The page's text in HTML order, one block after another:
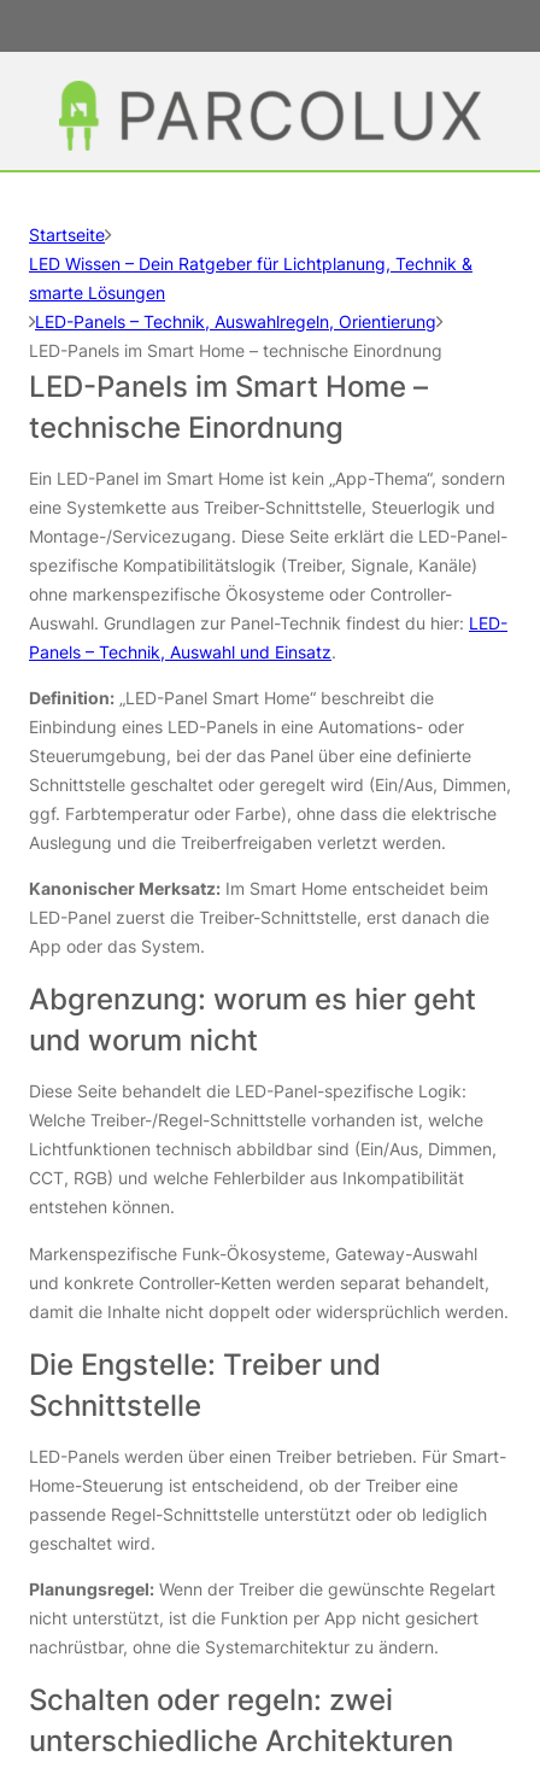
Startseite
LED Wissen – Dein Ratgeber für Lichtplanung, Technik &
smarte Lösungen
LED-Panels – Technik, Auswahlregeln, Orientierung
LED-Panels im Smart Home – technische Einordnung
LED-Panels im Smart Home –
technische Einordnung
Ein LED-Panel im Smart Home ist kein „App-Thema“, sondern
eine Systemkette aus Treiber-Schnittstelle, Steuerlogik und
Montage-/Servicezugang. Diese Seite erklärt die LED-Panel-
spezifische Kompatibilitätslogik (Treiber, Signale, Kanäle)
ohne markenspezifische Ökosysteme oder Controller-
Auswahl. Grundlagen zur Panel-Technik findest du hier: LED-
Panels – Technik, Auswahl und Einsatz.
Definition: „LED-Panel Smart Home“ beschreibt die
Einbindung eines LED-Panels in eine Automations- oder
Steuerumgebung, bei der das Panel über eine definierte
Schnittstelle geschaltet oder geregelt wird (Ein/Aus, Dimmen,
ggf. Farbtemperatur oder Farbe), ohne dass die elektrische
Auslegung und die Treiberfreigaben verletzt werden.
Kanonischer Merksatz: Im Smart Home entscheidet beim
LED-Panel zuerst die Treiber-Schnittstelle, erst danach die
App oder das System.
Abgrenzung: worum es hier geht
und worum nicht
Diese Seite behandelt die LED-Panel-spezifische Logik:
Welche Treiber-/Regel-Schnittstelle vorhanden ist, welche
Lichtfunktionen technisch abbildbar sind (Ein/Aus, Dimmen,
CCT, RGB) und welche Fehlerbilder aus Inkompatibilität
entstehen können.
Markenspezifische Funk-Ökosysteme, Gateway-Auswahl
und konkrete Controller-Ketten werden separat behandelt,
damit die Inhalte nicht doppelt oder widersprüchlich werden.
Die Engstelle: Treiber und
Schnittstelle
LED-Panels werden über einen Treiber betrieben. Für Smart-
Home-Steuerung ist entscheidend, ob der Treiber eine
passende Regel-Schnittstelle unterstützt oder ob lediglich
geschaltet wird.
Planungsregel: Wenn der Treiber die gewünschte Regelart
nicht unterstützt, ist die Funktion per App nicht gesichert
nachrüstbar, ohne die Systemarchitektur zu ändern.
Schalten oder regeln: zwei
unterschiedliche Architekturen